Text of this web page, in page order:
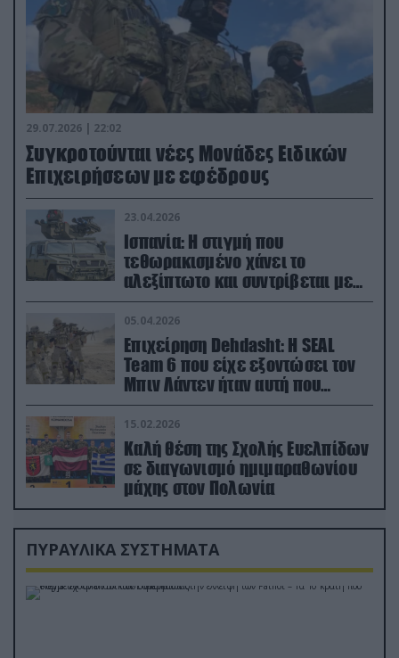
29.07.2026 | 22:02
Συγκροτούνται νέες Μονάδες Ειδικών
Επιχειρήσεων με εφέδρους
23.04.2026
Ισπανία: Η στιγμή που
τεθωρακισμένο χάνει το
αλεξίπτωτο και συντρίβεται με
ορμή στο έδαφος (βίντεο)
05.04.2026
Επιχείρηση Dehdasht: Η SEAL
Team 6 που είχε εξοντώσει τον
Μπιν Λάντεν ήταν αυτή που
διέσωσε τον πιλότο του F-15
15.02.2026
Καλή θέση της Σχολής Ευελπίδων
σε διαγωνισμό ημιμαραθωνίου
μάχης στον Πολωνία
ΠΥΡΑΥΛΙΚΑ ΣΥΣΤΗΜΑΤΑ